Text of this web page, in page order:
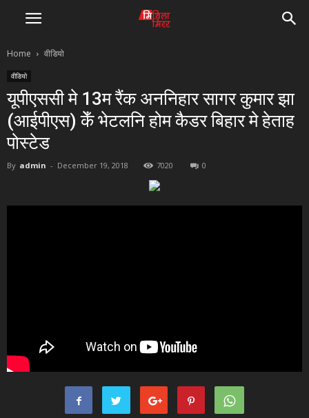
Home वीडियो
वीडियो
यूपीएससी मे 13म रैंक अननिहार सागर कुमार झा
(आईपीएस) केँ भेटलनि होम कैडर बिहार मे हेताह
पोस्टेड
By admin - December 19, 2018 7020 0